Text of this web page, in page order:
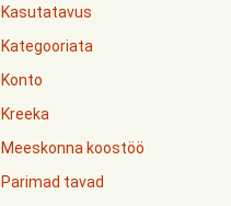
Kasutatavus
Kategooriata
Konto
Kreeka
Meeskonna koostöö
Parimad tavad